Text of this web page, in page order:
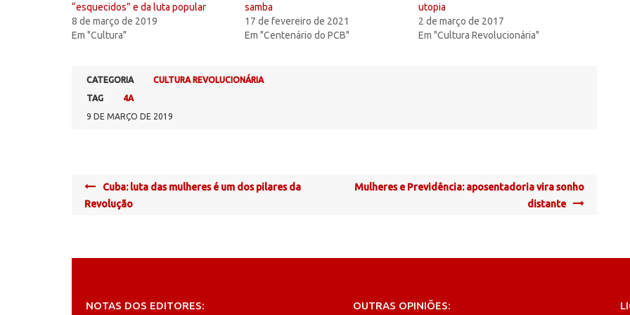
“esquecidos” e da luta popular
8 de março de 2019
Em "Cultura"
samba
17 de fevereiro de 2021
Em "Centenário do PCB"
utopia
2 de março de 2017
Em "Cultura Revolucionária"
CATEGORIA
CULTURA REVOLUCIONÁRIA
TAG
4A
9 DE MARÇO DE 2019
Post
navigation
Cuba: luta das mulheres é um dos pilares da
Revolução
Mulheres e Previdência: aposentadoria vira sonho
distante
NOTAS DOS EDITORES: OUTRAS OPINIÕES: